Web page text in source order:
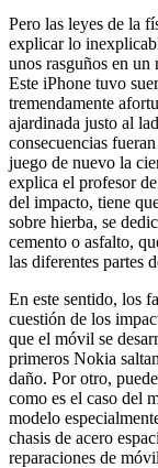
Pero las leyes de la
explicar lo
unos rasguños en
Este iPhone tuvo
tremendamente
ajardinada justo al
consecuencias
juego de nuevo la
explica el profesor
del impacto, tiene
sobre hierba, se
cemento o asfalto,
las diferentes partes
En este sentido, los
cuestión de los
que el móvil se
primeros Nokia
daño. Por otro,
como es el caso del
modelo
chasis de acero
reparaciones de